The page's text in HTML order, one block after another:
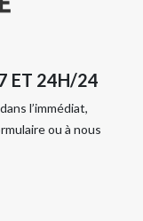
ET 24H/24
l’immédiat,
ou à nous